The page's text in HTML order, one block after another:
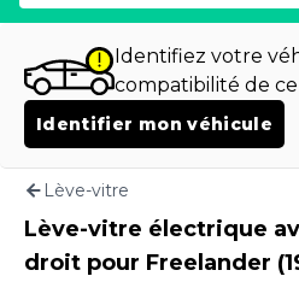
Identifiez votre
compatibilité de
Identifier mon véhicule
Lève-vitre
Lève-vitre électrique
droit pour Freelander